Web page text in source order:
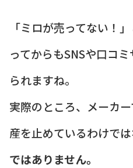
「ミロが売ってない！
ってからもSNSや口コ
られますね。
実際のところ、メーカ
産を止めているわけでは
ではありません。